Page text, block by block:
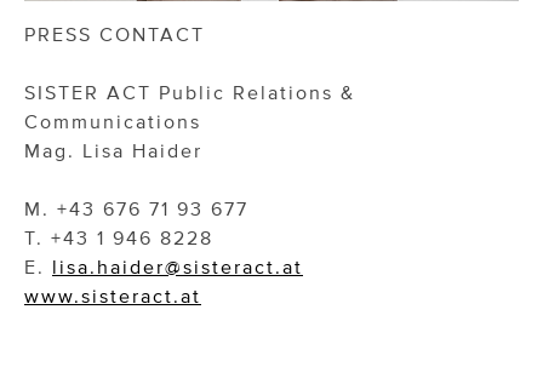
PRESS CONTACT
SISTER ACT Public Relations &
Communications
Mag. Lisa Haider
M. +43 676 71 93 677
T. +43 1 946 8228
E. lisa.haider@sisteract.at
www.sisteract.at